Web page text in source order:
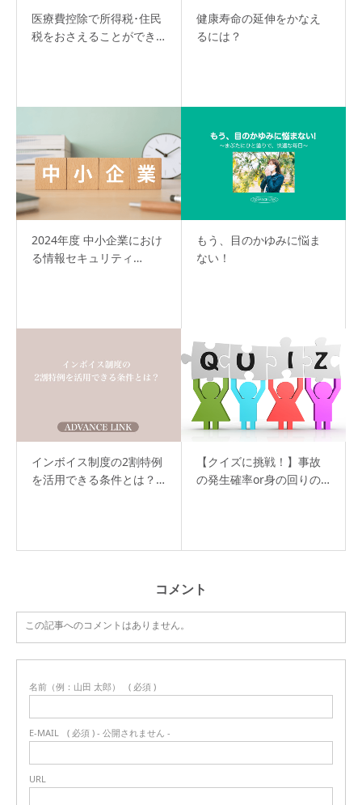
医療費控除で所得税･住民
税をおさえることができ…
健康寿命の延伸をかなえ
るには？
2024年度 中小企業におけ
る情報セキュリティ…
もう、目のかゆみに悩ま
ない！
インボイス制度の2割特例
を活用できる条件とは？…
【クイズに挑戦！】事故
の発生確率or身の回りの…
コメント
この記事へのコメントはありません。
名前（例：山田 太郎） ( 必須 )
E-MAIL ( 必須 ) - 公開されません -
URL